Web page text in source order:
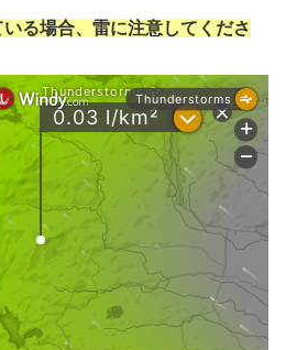
る場合、雷に注意してくださ